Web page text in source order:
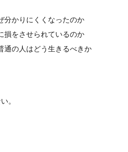
分かりにくくなったのか
損をさせられているのか
通の人はどう生きるべきか
。